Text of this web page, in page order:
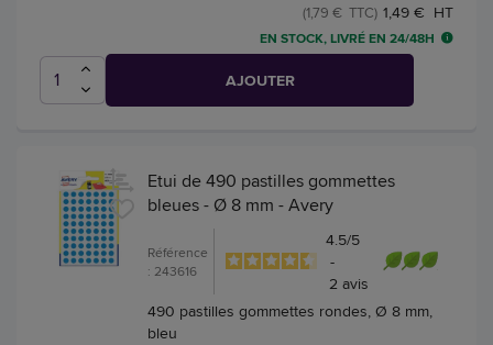
1,49 € HT
(1,79 € TTC)
EN STOCK, LIVRÉ EN 24/48H
AJOUTER
Etui de 490 pastilles gommettes
bleues - Ø 8 mm - Avery
Référence
: 243616
4.5/5
-
2 avis
490 pastilles gommettes rondes, Ø 8 mm,
bleu